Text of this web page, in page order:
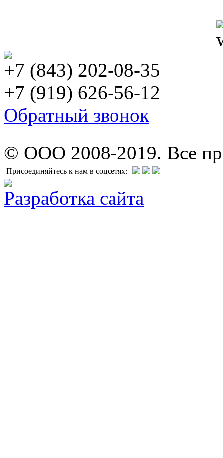
+7 (843) 202-08-35
+7 (919) 626-56-12
Обратный звонок
© ООО 2008-2019. Все
Присоединяйтесь к нам в соцсетях:
Разработка сайта